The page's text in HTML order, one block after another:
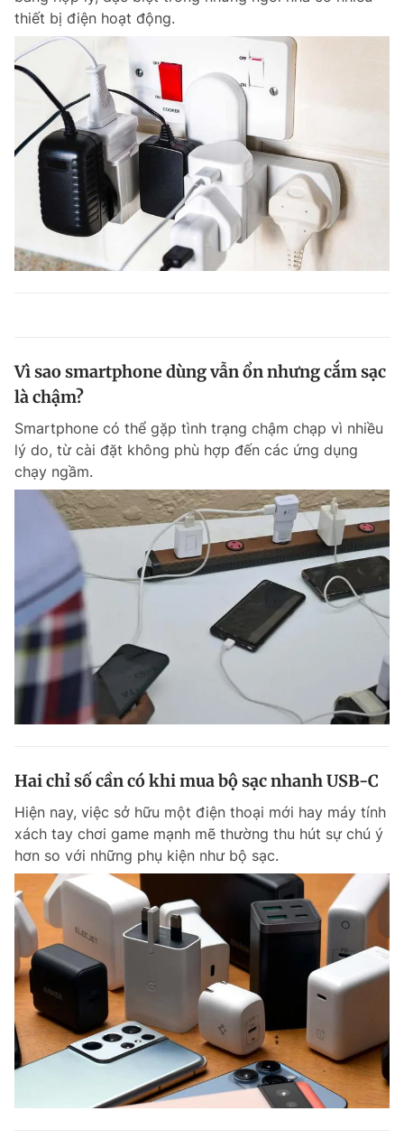
thiết bị điện hoạt động.
Vì sao smartphone dùng vẫn ổn nhưng cắm sạc
là chậm?
Smartphone có thể gặp tình trạng chậm chạp vì nhiều
lý do, từ cài đặt không phù hợp đến các ứng dụng
chạy ngầm.
Hai chỉ số cần có khi mua bộ sạc nhanh USB-C
Hiện nay, việc sở hữu một điện thoại mới hay máy tính
xách tay chơi game mạnh mẽ thường thu hút sự chú ý
hơn so với những phụ kiện như bộ sạc.